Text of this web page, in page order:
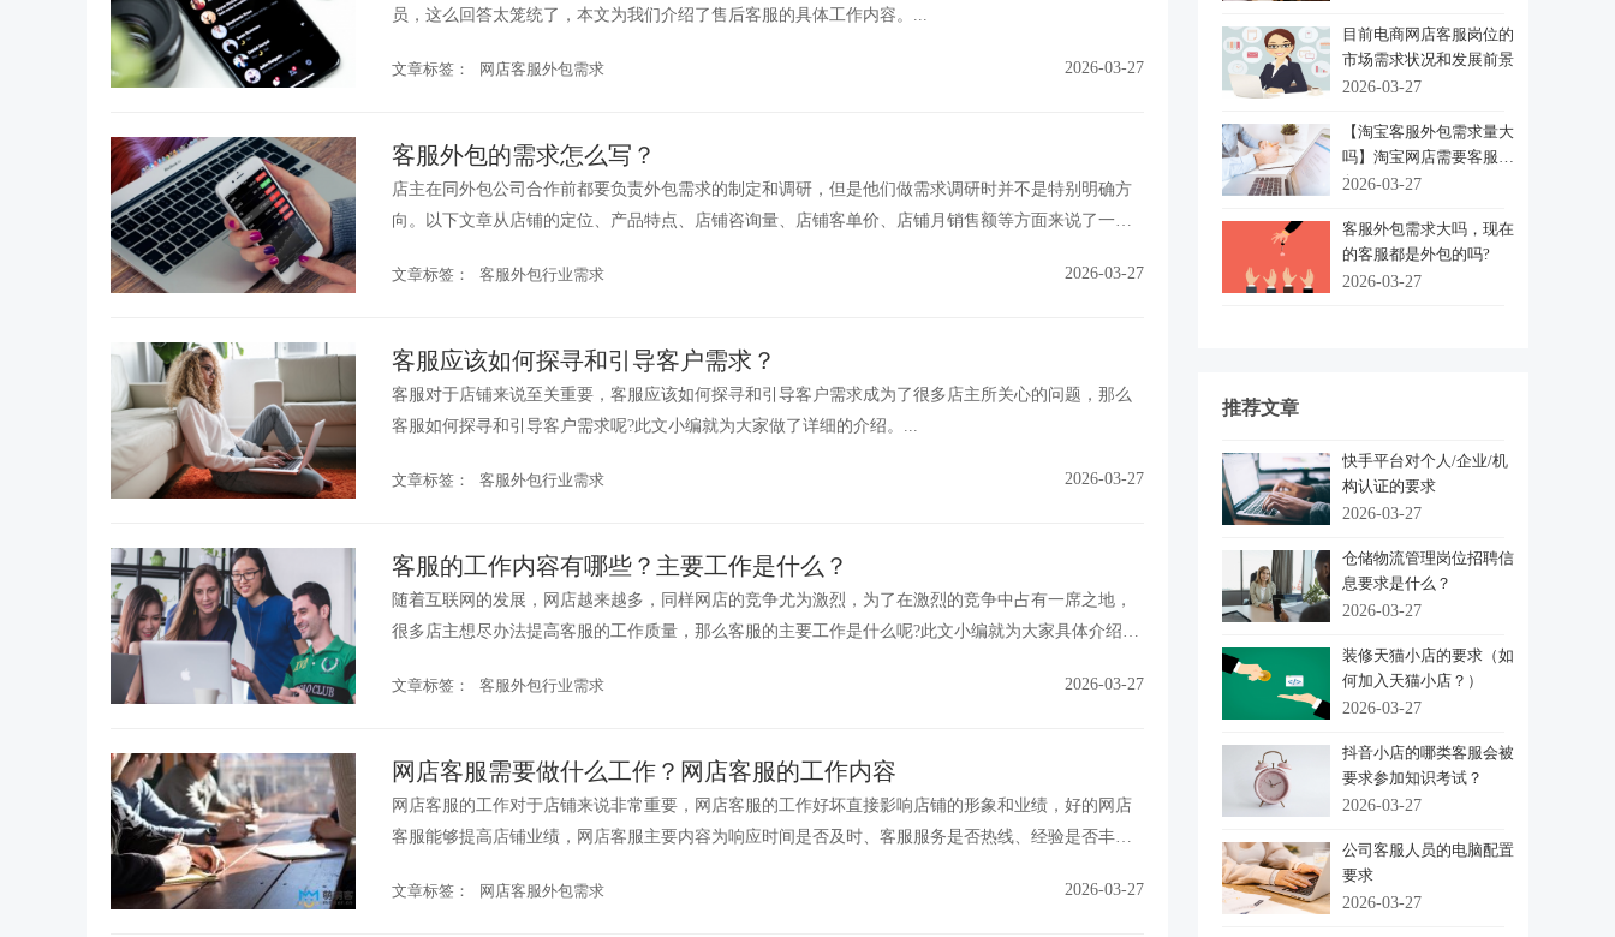
员，这么回答太笼统了，本文为我们介绍了售后客服的具体工作内容。...
文章标签： 网店客服外包需求 2026-03-27
客服外包的需求怎么写？
店主在同外包公司合作前都要负责外包需求的制定和调研，但是他们做需求调研时并不是特别明确方
向。以下文章从店铺的定位、产品特点、店铺咨询量、店铺客单价、店铺月销售额等方面来说了一下
文章标签：
客服外包行业需求 2026-03-27
客服应该如何探寻和引导客户需求？
客服对于店铺来说至关重要，客服应该如何探寻和引导客户需求成为了很多店主所关心的问题，那么
客服如何探寻和引导客户需求呢?此文小编就为大家做了详细的介绍。...
文章标签： 客服外包行业需求 2026-03-27
客服的工作内容有哪些？主要工作是什么？
随着互联网的发展，网店越来越多，同样网店的竞争尤为激烈，为了在激烈的竞争中占有一席之地，
很多店主想尽办法提高客服的工作质量，那么客服的主要工作是什么呢?此文小编就为大家具体介绍一
文章标签：
客服外包行业需求 2026-03-27
网店客服需要做什么工作？网店客服的工作内容
网店客服的工作对于店铺来说非常重要，网店客服的工作好坏直接影响店铺的形象和业绩，好的网店
客服能够提高店铺业绩，网店客服主要内容为响应时间是否及时、客服服务是否热线、经验是否丰富
文章标签：
网店客服外包需求 2026-03-27
目前电商网店客服岗位的
市场需求状况和发展前景
2026-03-27
【淘宝客服外包需求量大
吗】淘宝网店需要客服外
包
2026-03-27
客服外包需求大吗，现在
的客服都是外包的吗?
2026-03-27
推荐文章
快手平台对个人/企业/机
构认证的要求
2026-03-27
仓储物流管理岗位招聘信
息要求是什么？
2026-03-27
装修天猫小店的要求（如
何加入天猫小店？）
2026-03-27
抖音小店的哪类客服会被
要求参加知识考试？
2026-03-27
公司客服人员的电脑配置
要求
2026-03-27